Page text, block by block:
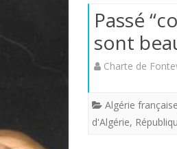
Passé
sont
Charte de
Algérie française
d'Algérie,